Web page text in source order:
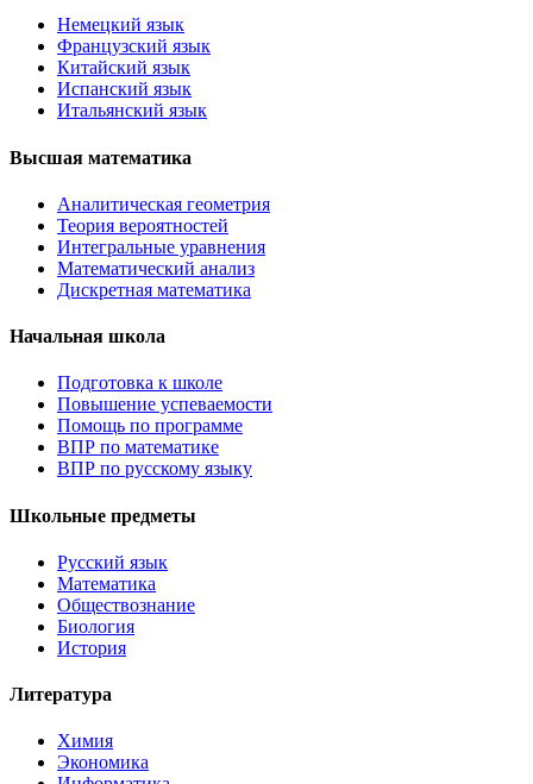
Немецкий язык
Французский язык
Китайский язык
Испанский язык
Итальянский язык
Высшая математика
Аналитическая геометрия
Теория вероятностей
Интегральные уравнения
Математический анализ
Дискретная математика
Начальная школа
Подготовка к школе
Повышение успеваемости
Помощь по программе
ВПР по математике
ВПР по русскому языку
Школьные предметы
Русский язык
Математика
Обществознание
Биология
История
Литература
Химия
Экономика